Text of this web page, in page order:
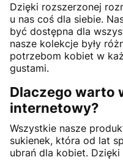
Dzięki rozszerzonej
u nas coś dla siebie.
być dostępna dla
nasze kolekcje były
potrzebom kobiet w
gustami.
Dlaczego warto
internetowy?
Wszystkie nasze
sukienek, która od lat
ubrań dla kobiet.